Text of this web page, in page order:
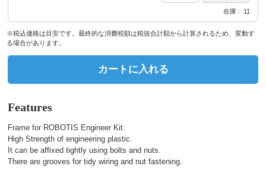
在庫 11
※税込価格は目安です。最終的な消費税額は税抜合計額から計算されるため、変動す
る場合があります。
カートに入れる
Features
Frame for ROBOTIS Engineer Kit.
High Strength of engineering plastic.
It can be affixed tightly using bolts and nuts.
There are grooves for tidy wiring and nut fastening.